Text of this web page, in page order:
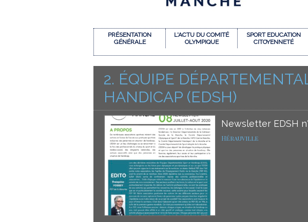
PRÉSENTATION
GÉNÉRALE
L'ACTU DU COMITÉ
OLYMPIQUE
SPORT EDUCATION
CITOYENNETÉ
2. ÉQUIPE
HANDICAP (EDSH)
Newsletter EDSH
Hérauville